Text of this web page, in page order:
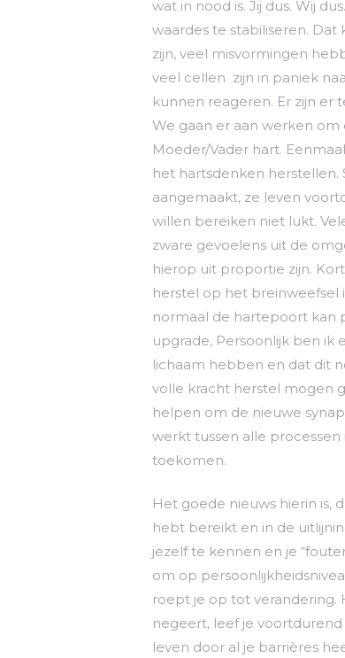
wat in nood is. Jij dus. Wij
waardes te stabiliseren.
zijn, veel misvormingen
veel cellen zijn in paniek
kunnen reageren. Er zijn er
We gaan er aan werken
Moeder/Vader hart.
het hartsdenken
aangemaakt, ze leven
willen bereiken niet lukt.
zware gevoelens uit de
hierop uit proportie zijn.
herstel op het breinweefsel
normaal de hartepoort kan
upgrade, Persoonlijk ben ik
lichaam hebben en dat dit
volle kracht herstel mogen
helpen om de nieuwe
werkt tussen alle
toekomen.
Het goede nieuws hierin is,
hebt bereikt en in de
jezelf te kennen en je
om op
roept je op tot verandering.
negeert, leef je
leven door al je barrières